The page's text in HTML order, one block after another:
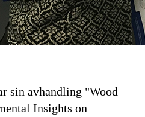
sin avhandling "Wood
Insights on